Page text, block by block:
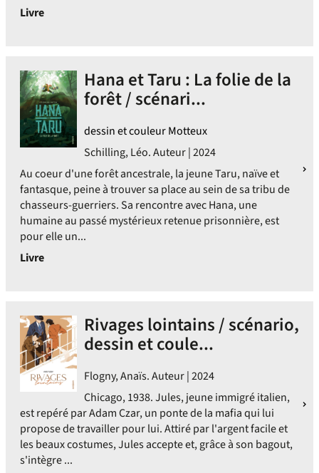
Livre
Hana et Taru : La folie de la
forêt / scénari...
dessin et couleur Motteux
Schilling, Léo. Auteur | 2024
Au coeur d'une forêt ancestrale, la jeune Taru, naïve et
fantasque, peine à trouver sa place au sein de sa tribu de
chasseurs-guerriers. Sa rencontre avec Hana, une
humaine au passé mystérieux retenue prisonnière, est
pour elle un...
Livre
Rivages lointains / scénario,
dessin et coule...
Flogny, Anaïs. Auteur | 2024
Chicago, 1938. Jules, jeune immigré italien,
est repéré par Adam Czar, un ponte de la mafia qui lui
propose de travailler pour lui. Attiré par l'argent facile et
les beaux costumes, Jules accepte et, grâce à son bagout,
s'intègre ...